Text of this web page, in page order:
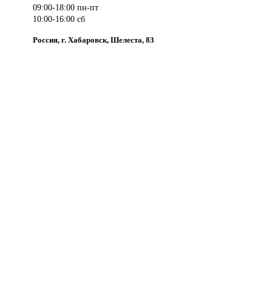
09:00-18:00 пн-пт
10:00-16:00 сб
Россия, г. Хабаровск, Шелеста, 83